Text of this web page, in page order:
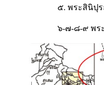
๕. พระสินิปุร
๖-๗-๘-๙ พระกนิ